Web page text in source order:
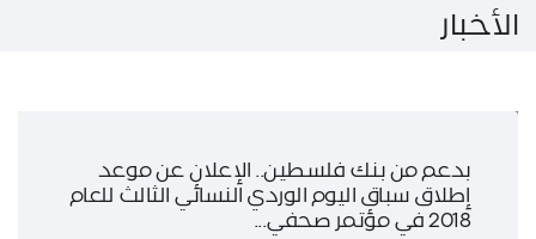
الأخبار
بدعم من بنك فلسطين.. الإعلان عن موعد
إطلاق سباق اليوم الوردي النسائي الثالث للعام
2018 في مؤتمر صحفي...